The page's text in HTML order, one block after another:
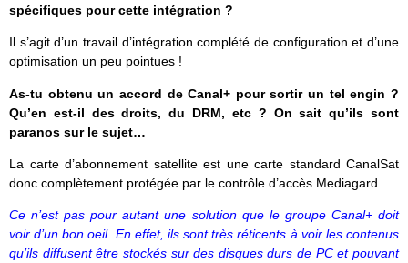
spécifiques pour cette intégration ?
Il s’agit d’un travail d’intégration complété de configuration et d’une
optimisation un peu pointues !
As-tu obtenu un accord de Canal+ pour sortir un tel engin ?
Qu’en est-il des droits, du DRM, etc ? On sait qu’ils sont
paranos sur le sujet…
La carte d’abonnement satellite est une carte standard CanalSat
donc complètement protégée par le contrôle d’accès Mediagard.
Ce n’est pas pour autant une solution que le groupe Canal+ doit
voir d’un bon oeil. En effet, ils sont très réticents à voir les contenus
qu’ils diffusent être stockés sur des disques durs de PC et pouvant